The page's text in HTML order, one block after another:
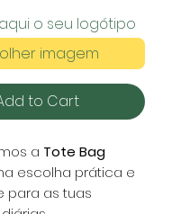
o seu logótipo
imagem
to Cart
a Tote Bag
escolha prática e
para as tuas